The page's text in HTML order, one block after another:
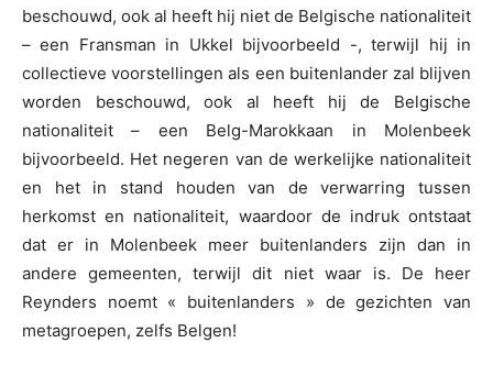
beschouwd, ook al heeft hij niet de Belgische nationaliteit
– een Fransman in Ukkel bijvoorbeeld -, terwijl hij in
collectieve voorstellingen als een buitenlander zal blijven
worden beschouwd, ook al heeft hij de Belgische
nationaliteit – een Belg-Marokkaan in Molenbeek
bijvoorbeeld. Het negeren van de werkelijke nationaliteit
en het in stand houden van de verwarring tussen
herkomst en nationaliteit, waardoor de indruk ontstaat
dat er in Molenbeek meer buitenlanders zijn dan in
andere gemeenten, terwijl dit niet waar is. De heer
Reynders noemt « buitenlanders » de gezichten van
metagroepen, zelfs Belgen!